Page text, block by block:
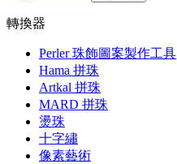
轉換器
Perler 珠飾圖案製作工具
Hama 拼珠
Artkal 拼珠
MARD 拼珠
燙珠
十字繡
像素藝術